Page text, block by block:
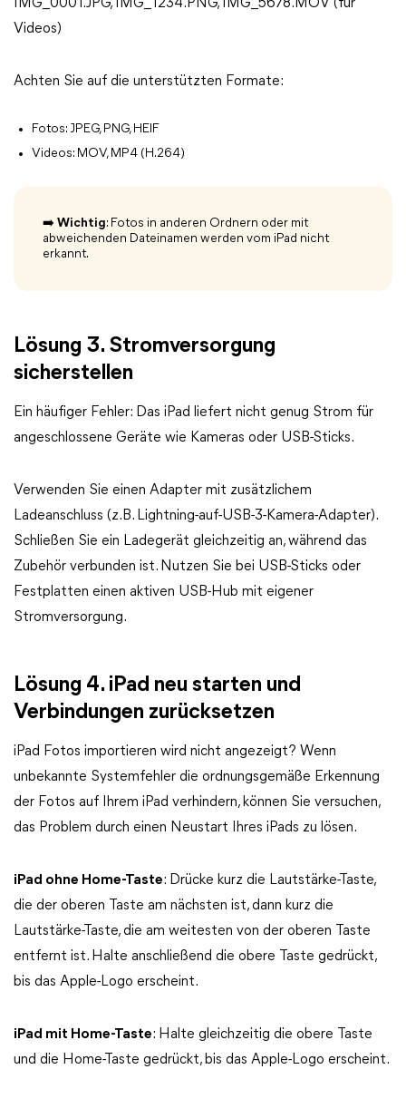
IMG_0001.JPG, IMG_1234.PNG, IMG_5678.MOV (für
Videos)
Achten Sie auf die unterstützten Formate:
Fotos: JPEG, PNG, HEIF
Videos: MOV, MP4 (H.264)
➡️ Wichtig: Fotos in anderen Ordnern oder mit
abweichenden Dateinamen werden vom iPad nicht
erkannt.
Lösung 3. Stromversorgung
sicherstellen
Ein häufiger Fehler: Das iPad liefert nicht genug Strom für
angeschlossene Geräte wie Kameras oder USB-Sticks.
Verwenden Sie einen Adapter mit zusätzlichem
Ladeanschluss (z. B. Lightning-auf-USB-3-Kamera-Adapter).
Schließen Sie ein Ladegerät gleichzeitig an, während das
Zubehör verbunden ist. Nutzen Sie bei USB-Sticks oder
Festplatten einen aktiven USB-Hub mit eigener
Stromversorgung.
Lösung 4. iPad neu starten und
Verbindungen zurücksetzen
iPad Fotos importieren wird nicht angezeigt? Wenn
unbekannte Systemfehler die ordnungsgemäße Erkennung
der Fotos auf Ihrem iPad verhindern, können Sie versuchen,
das Problem durch einen Neustart Ihres iPads zu lösen.
iPad ohne Home-Taste: Drücke kurz die Lautstärke-Taste,
die der oberen Taste am nächsten ist, dann kurz die
Lautstärke-Taste, die am weitesten von der oberen Taste
entfernt ist. Halte anschließend die obere Taste gedrückt,
bis das Apple-Logo erscheint.
iPad mit Home-Taste: Halte gleichzeitig die obere Taste
und die Home-Taste gedrückt, bis das Apple-Logo erscheint.